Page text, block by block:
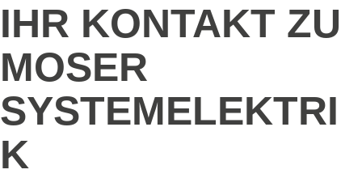
IHR KONTAKT ZU
MOSER
SYSTEMELEKTRI
K